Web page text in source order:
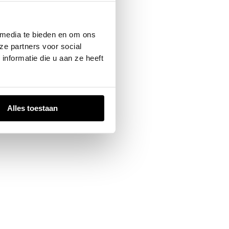
te bieden en om ons
partners voor social
die u aan ze heeft
Alles toestaan
for more information).